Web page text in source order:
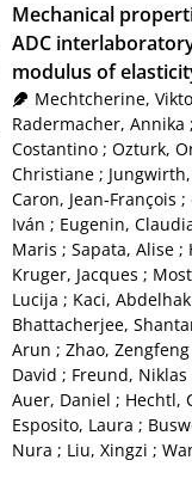
Mechanical
ADC
modulus of
Mechtcherine,
Radermacher, Annika
Costantino ; Ozturk,
Christiane ;
Caron, Jean‑François ;
Iván ; Eugenin,
Maris ; Sapata, Alise ;
Kruger, Jacques ;
Lucija ; Kaci, Abdelhak
Bhattacherjee,
Arun ; Zhao, Zengfeng
David ; Freund, Niklas
Auer, Daniel ; Hechtl,
Esposito, Laura ;
Nura ; Liu, Xingzi ;